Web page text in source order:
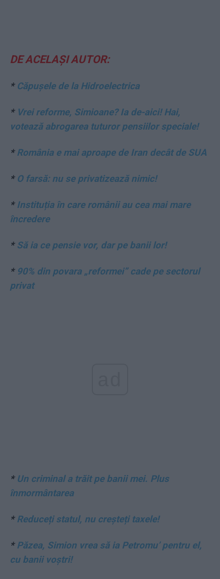
DE ACELAȘI AUTOR:
* Căpușele de la Hidroelectrica
* Vrei reforme, Simioane? Ia de-aici! Hai,
votează abrogarea tuturor pensiilor speciale!
* România e mai aproape de Iran decât de SUA
* O farsă: nu se privatizează nimic!
* Instituția în care românii au cea mai mare
încredere
* Să ia ce pensie vor, dar pe banii lor!
* 90% din povara „reformei” cade pe sectorul
privat
* Un criminal a trăit pe banii mei. Plus
înmormântarea
* Reduceți statul, nu creșteți taxele!
* Păzea, Simion vrea să ia Petromu’ pentru el,
cu banii voștri!